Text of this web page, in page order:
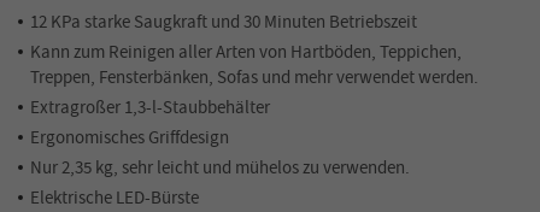
12 KPa starke Saugkraft und 30 Minuten Betriebszeit
Kann zum Reinigen aller Arten von Hartböden, Teppichen,
Treppen, Fensterbänken, Sofas und mehr verwendet werden.
Extragroßer 1,3-l-Staubbehälter
Ergonomisches Griffdesign
Nur 2,35 kg, sehr leicht und mühelos zu verwenden.
Elektrische LED-Bürste